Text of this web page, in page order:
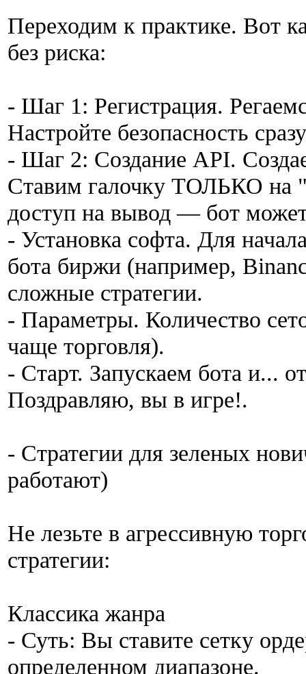
Переходим к практике. Вот
без риска:
- Шаг 1: Регистрация.
Настройте безопасность
- Шаг 2: Создание API.
Ставим галочку ТОЛЬКО на
доступ на вывод — бот
- Установка софта. Для
бота биржи (например,
сложные стратегии.
- Параметры. Количество
чаще торговля).
- Старт. Запускаем бота и...
Поздравляю, вы в игре!.
- Стратегии для зеленых
работают)
Не лезьте в агрессивную
стратегии:
Классика жанра
- Суть: Вы ставите сетку
определенном диапазоне.